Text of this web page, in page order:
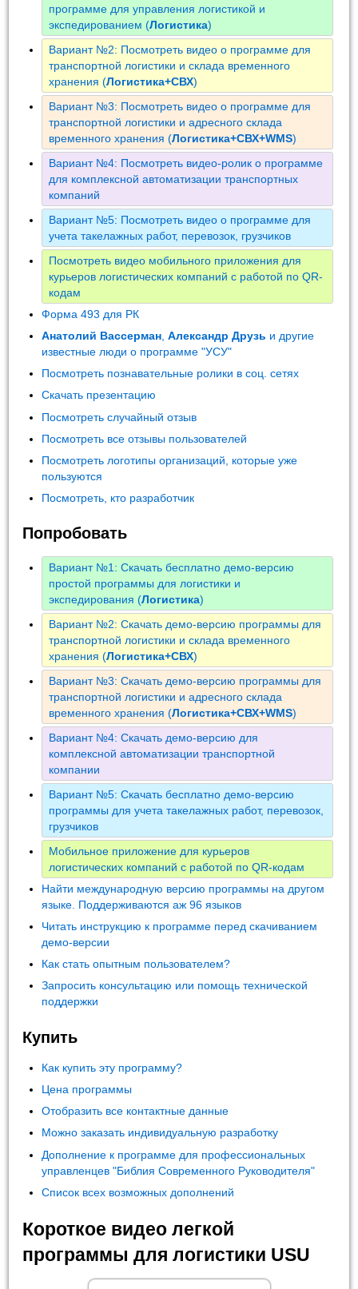
программе для управления логистикой и
экспедированием (Логистика)
Вариант №2: Посмотреть видео о программе для
транспортной логистики и склада временного
хранения (Логистика+СВХ)
Вариант №3: Посмотреть видео о программе для
транспортной логистики и адресного склада
временного хранения (Логистика+СВХ+WMS)
Вариант №4: Посмотреть видео-ролик о программе
для комплексной автоматизации транспортных
компаний
Вариант №5: Посмотреть видео о программе для
учета такелажных работ, перевозок, грузчиков
Посмотреть видео мобильного приложения для
курьеров логистических компаний с работой по QR-
кодам
Форма 493 для РК
Анатолий Вассерман ,Александр Друзь и другие
известные люди о программе "УСУ"
Посмотреть познавательные ролики в соц. сетях
Скачать презентацию
Посмотреть случайный отзыв
Посмотреть все отзывы пользователей
Посмотреть логотипы организаций, которые уже
пользуются
Посмотреть, кто разработчик
Попробовать
Вариант №1: Скачать бесплатно демо-версию
простой программы для логистики и
экспедирования (Логистика)
Вариант №2: Скачать демо-версию программы для
транспортной логистики и склада временного
хранения (Логистика+СВХ)
Вариант №3: Скачать демо-версию программы для
транспортной логистики и адресного склада
временного хранения (Логистика+СВХ+WMS)
Вариант №4: Скачать демо-версию для
комплексной автоматизации транспортной
компании
Вариант №5: Скачать бесплатно демо-версию
программы для учета такелажных работ, перевозок,
грузчиков
Мобильное приложение для курьеров
логистических компаний с работой по QR-кодам
Найти международную версию программы на другом
языке. Поддерживаются аж 96 языков
Читать инструкцию к программе перед скачиванием
демо-версии
Как стать опытным пользователем?
Запросить консультацию или помощь технической
поддержки
Купить
Как купить эту программу?
Цена программы
Отобразить все контактные данные
Можно заказать индивидуальную разработку
Дополнение к программе для профессиональных
управленцев "Библия Современного Руководителя"
Список всех возможных дополнений
Короткое видео легкой
программы для логистики USU